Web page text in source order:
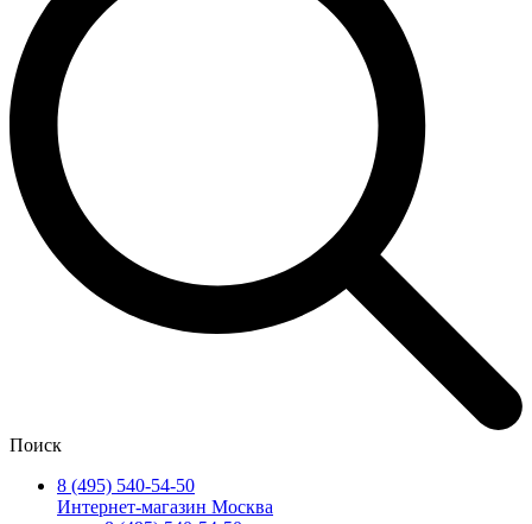
Поиск
8 (495) 540-54-50
Интернет-магазин Москва